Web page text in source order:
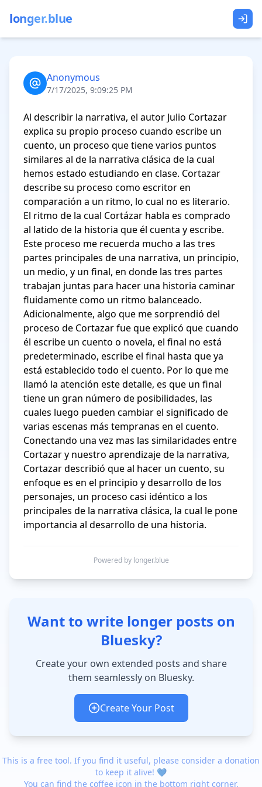
longer.blue
Anonymous
7/17/2025, 9:09:25 PM
Al describir la narrativa, el autor Julio Cortazar
explica su propio proceso cuando escribe un
cuento, un proceso que tiene varios puntos
similares al de la narrativa clásica de la cual
hemos estado estudiando en clase. Cortazar
describe su proceso como escritor en
comparación a un ritmo, lo cual no es literario.
El ritmo de la cual Cortázar habla es comprado
al latido de la historia que él cuenta y escribe.
Este proceso me recuerda mucho a las tres
partes principales de una narrativa, un principio,
un medio, y un final, en donde las tres partes
trabajan juntas para hacer una historia caminar
fluidamente como un ritmo balanceado.
Adicionalmente, algo que me sorprendió del
proceso de Cortazar fue que explicó que cuando
él escribe un cuento o novela, el final no está
predeterminado, escribe el final hasta que ya
está establecido todo el cuento. Por lo que me
llamó la atención este detalle, es que un final
tiene un gran número de posibilidades, las
cuales luego pueden cambiar el significado de
varias escenas más tempranas en el cuento.
Conectando una vez mas las similaridades entre
Cortazar y nuestro aprendizaje de la narrativa,
Cortazar describió que al hacer un cuento, su
enfoque es en el principio y desarrollo de los
personajes, un proceso casi idéntico a los
principales de la narrativa clásica, la cual le pone
importancia al desarrollo de una historia.
Powered by longer.blue
Want to write longer posts on
Bluesky?
Create your own extended posts and share
them seamlessly on Bluesky.
Create Your Post
This is a free tool. If you find it useful, please consider a donation
to keep it alive! 💙
You can find the coffee icon in the bottom right corner.